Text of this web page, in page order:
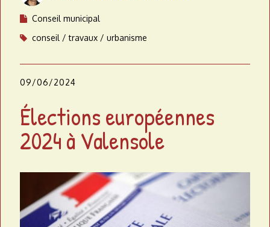
Conseil municipal
conseil
travaux urbanisme
09/06/2024
Élections européennes
2024 à Valensole